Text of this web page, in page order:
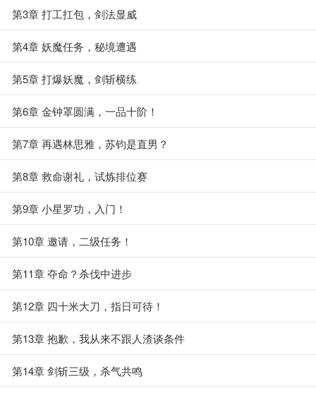
第3章 打工扛包，剑法显威
第4章 妖魔任务，秘境遭遇
第5章 打爆妖魔，剑斩横练
第6章 金钟罩圆满，一品十阶！
第7章 再遇林思雅，苏钧是直男？
第8章 救命谢礼，试炼排位赛
第9章 小星罗功，入门！
第10章 邀请，二级任务！
第11章 夺命？杀伐中进步
第12章 四十米大刀，指日可待！
第13章 抱歉，我从来不跟人渣谈条件
第14章 剑斩三级，杀气共鸣